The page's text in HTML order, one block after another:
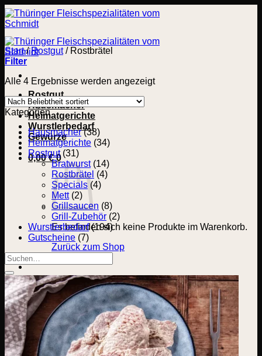
Zum
Inhalt
springen
Rostgut
Hausmacher
Heimatgerichte
Wurstlerbedarf
Gewürze
0,00€ 0
Es befinden sich keine Produkte im Warenkorb.
Zurück zum Shop
Suchen
nach:
Warenkorb
Start / Rostgut /Rostbrätel
Filter
Alle 4 Ergebnisse werden angezeigtNach
Kategorien
Hausmacher (38)
Heimatgerichte (34)
Rostgut (31)
Bratwurst (14)
Rostbrätel (4)
Specials (4)
Mett (2)
Grillsaucen (8)
Grill-Zubehör (2)
Wurstlerbedarf (194)
Gutscheine (7)
Suchen
nach: